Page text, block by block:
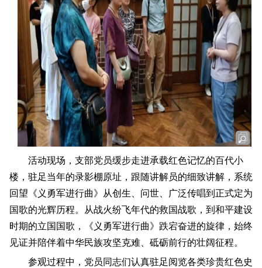
活动现场，支部党员缓步走进承载红色记忆的百代小
楼，驻足当年的录影棚原址，跟随讲解员的细致讲解，系统
回望《义勇军进行曲》从创生、问世、广泛传唱到正式定为
国歌的光辉历程。从战火纷飞年代的救国战歌，到和平建设
时期的立国国歌，《义勇军进行曲》跌宕奋进的旋律，始终
见证并陪伴着中华民族攻坚克难、砥砺前行的壮阔征程。
参观过程中，党员同志们认真驻足阅览各类珍贵红色史